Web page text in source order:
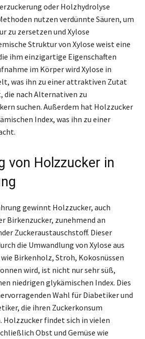
oder Holzhydrolyse
nutzen verdünnte Säuren, um
zu zersetzen und Xylose
Struktur von Xylose weist eine
ihm einzigartige Eigenschaften
im Körper wird Xylose in
was ihn zu einer attraktiven Zutat
die nach Alternativen zu
suchen. Außerdem hat Holzzucker
Index, was ihn zu einer
von Holzzucker in
gewinnt Holzzucker, auch
Birkenzucker, zunehmend an
Zuckeraustauschstoff. Dieser
die Umwandlung von Xylose aus
Birkenholz, Stroh, Kokosnüssen
wird, ist nicht nur sehr süß,
niedrigen glykämischen Index. Dies
Wahl für Diabetiker und
die ihren Zuckerkonsum
Holzzucker findet sich in vielen
Obst und Gemüse wie